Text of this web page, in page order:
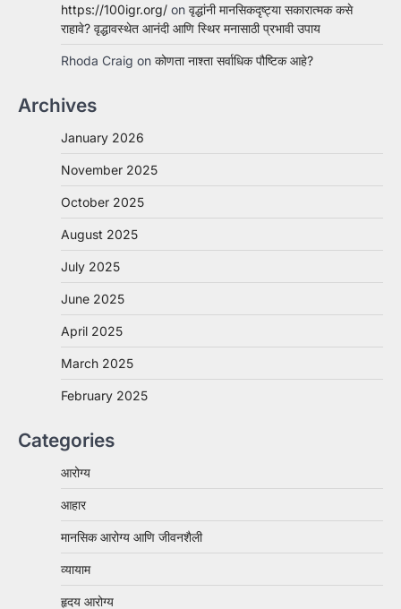
https://100igr.org/ on वृद्धांनी मानसिकदृष्ट्या सकारात्मक कसे
राहावे? वृद्धावस्थेत आनंदी आणि स्थिर मनासाठी प्रभावी उपाय
Rhoda Craig on कोणता नाश्ता सर्वाधिक पौष्टिक आहे?
Archives
January 2026
November 2025
October 2025
August 2025
July 2025
June 2025
April 2025
March 2025
February 2025
Categories
आरोग्य
आहार
मानसिक आरोग्य आणि जीवनशैली
व्यायाम
हृदय आरोग्य